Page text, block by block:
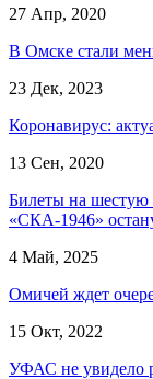
27 Апр, 2020
В Омске стали
23 Дек, 2023
Коронавирус:
13 Сен, 2020
Билеты на шестую
«СКА-1946»
4 Май, 2025
Омичей ждет
15 Окт, 2022
УФАС не увидело